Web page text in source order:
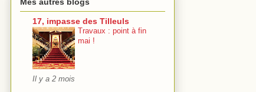
17, impasse des Tilleuls
Travaux : point à fin
mai !
Il y a 2 mois